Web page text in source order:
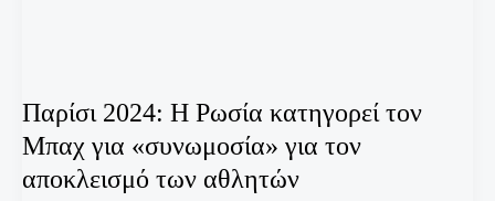
Παρίσι 2024: Η Ρωσία κατηγορεί τον
Μπαχ για «συνωμοσία» για τον
αποκλεισμό των αθλητών